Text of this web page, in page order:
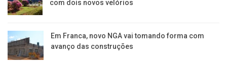
com dois novos velórios
Em Franca, novo NGA vai tomando forma com
avanço das construções